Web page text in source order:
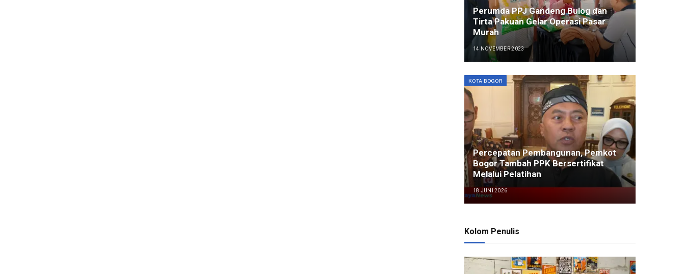
Perumda PPJ Gandeng Bulog dan
Tirta Pakuan Gelar Operasi Pasar
Murah
14 NOVEMBER 2023
KOTA BOGOR
Percepatan Pembangunan, Pemkot
Bogor Tambah PPK Bersertifikat
Melalui Pelatihan
18 JUNI 2026
Kolom Penulis